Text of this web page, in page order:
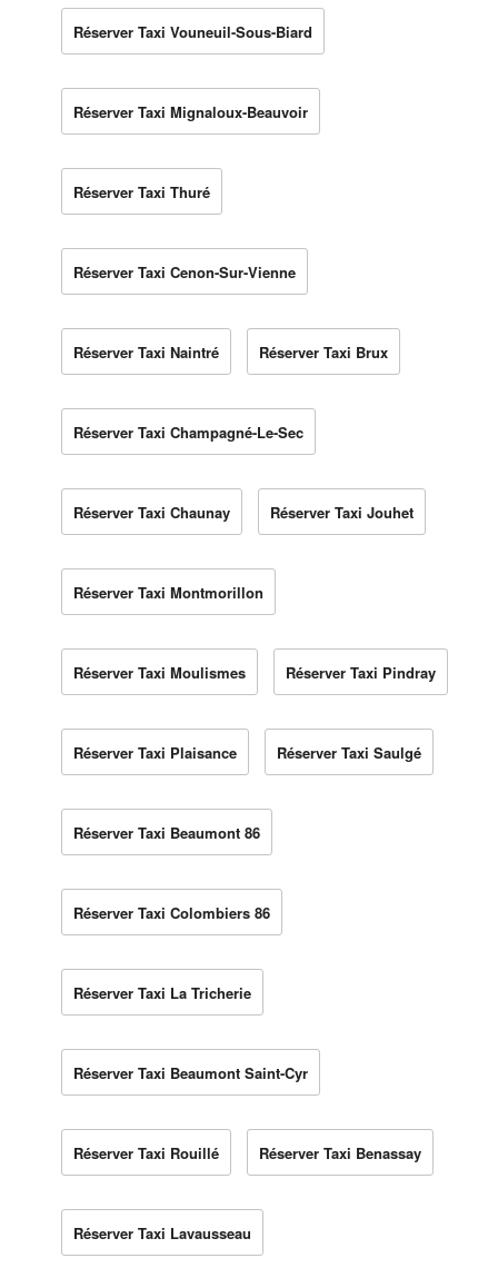
Réserver Taxi Vouneuil-Sous-Biard
Réserver Taxi Mignaloux-Beauvoir
Réserver Taxi Thuré
Réserver Taxi Cenon-Sur-Vienne
Réserver Taxi Naintré Réserver Taxi Brux
Réserver Taxi Champagné-Le-Sec
Réserver Taxi Chaunay Réserver Taxi Jouhet
Réserver Taxi Montmorillon
Réserver Taxi Moulismes Réserver Taxi Pindray
Réserver Taxi Plaisance Réserver Taxi Saulgé
Réserver Taxi Beaumont 86
Réserver Taxi Colombiers 86
Réserver Taxi La Tricherie
Réserver Taxi Beaumont Saint-Cyr
Réserver Taxi Rouillé Réserver Taxi Benassay
Réserver Taxi Lavausseau